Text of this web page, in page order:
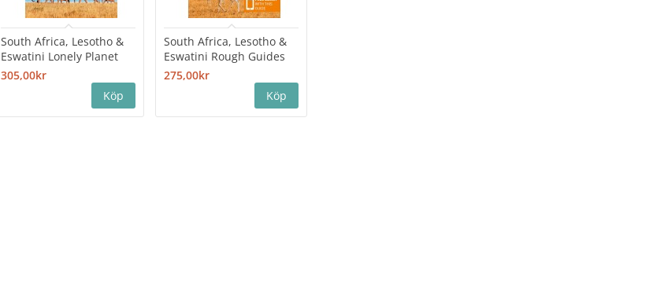
South Africa, Lesotho &
Eswatini Lonely Planet
305,00kr
South Africa, Lesotho &
Eswatini Rough Guides
275,00kr